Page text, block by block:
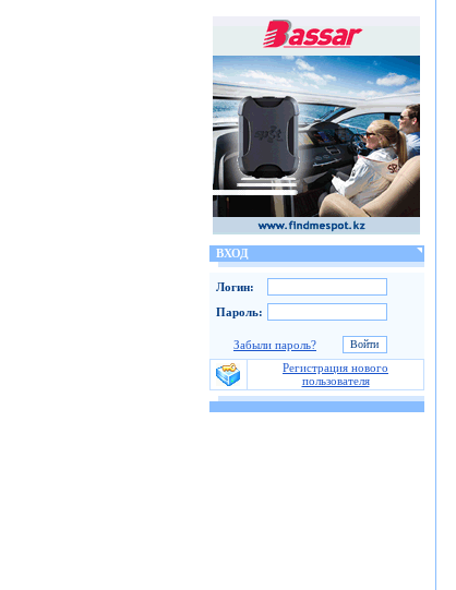
ВХОД
Логин:
Пароль:
Забыли пароль?
Регистрация нового
пользователя